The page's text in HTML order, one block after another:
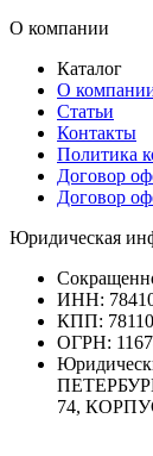
О компании
Каталог
О
Статьи
Контакты
Политика
Договор
Договор
Юридическая
ИНН:
КПП:
ОГРН:
74,